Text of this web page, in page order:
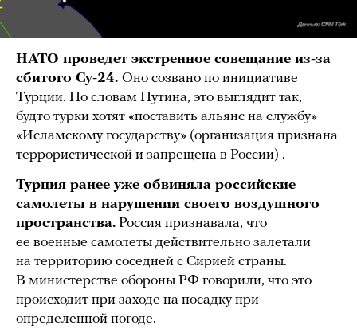
НАТО проведет экстренное совещание из-за
сбитого Су-24. Оно созвано по инициативе
Турции. По словам Путина, это выглядит так,
будто турки хотят «поставить альянс на службу»
«Исламскому государству» (организация признана
террористической и запрещена в России) .
Турция ранее уже обвиняла российские
самолеты в нарушении своего воздушного
пространства. Россия признавала, что
ее военные самолеты действительно залетали
на территорию соседней с Сирией страны.
В министерстве обороны РФ говорили, что это
происходит при заходе на посадку при
определенной погоде.